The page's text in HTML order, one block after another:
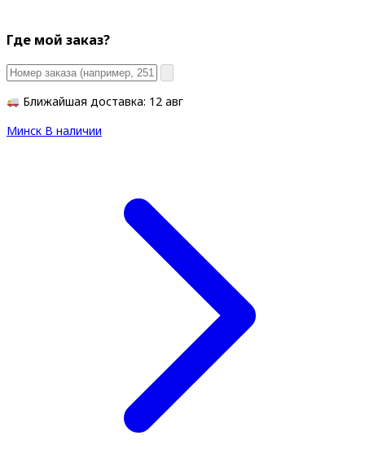
Где мой заказ?
Ближайшая доставка: 12 авг
Минск В наличии